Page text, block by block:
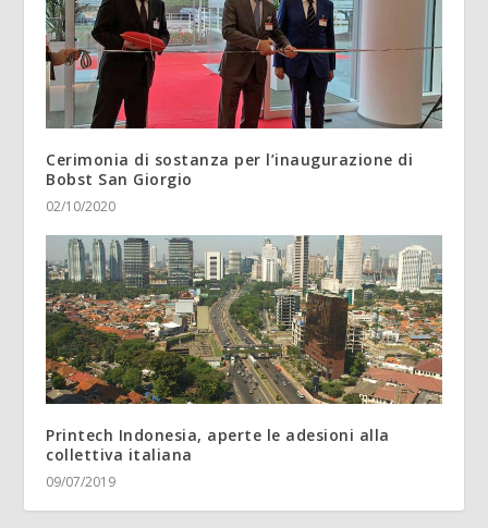
Cerimonia di sostanza per l’inaugurazione di
Bobst San Giorgio
02/10/2020
Printech Indonesia, aperte le adesioni alla
collettiva italiana
09/07/2019